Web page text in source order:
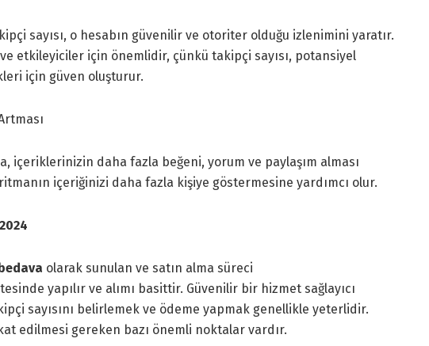
sayısı, o hesabın güvenilir ve otoriter olduğu izlenimini yaratır.
etkileyiciler için önemlidir, çünkü takipçi sayısı, potansiyel
için güven oluşturur.
içeriklerinizin daha fazla beğeni, yorum ve paylaşım alması
içeriğinizi daha fazla kişiye göstermesine yardımcı olur.
olarak sunulan ve satın alma süreci
yapılır ve alımı basittir. Güvenilir bir hizmet sağlayıcı
sayısını belirlemek ve ödeme yapmak genellikle yeterlidir.
edilmesi gereken bazı önemli noktalar vardır.